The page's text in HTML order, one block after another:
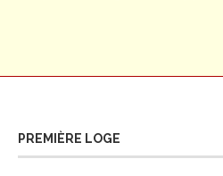
PREMIÈRE LOGE